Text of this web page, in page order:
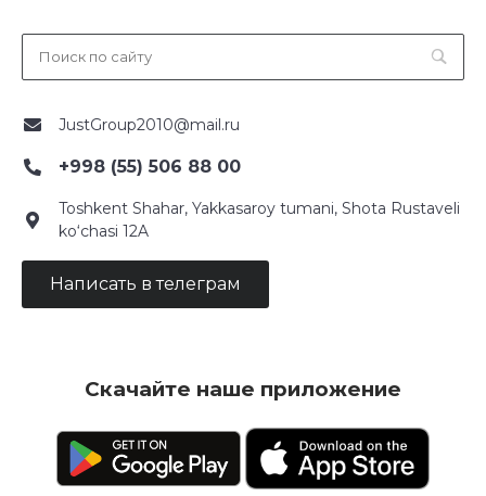
JustGroup2010@mail.ru
+998 (55) 506 88 00
Toshkent Shahar, Yakkasaroy tumani, Shota Rustaveli
ko‘chasi 12A
Написать в телеграм
Скачайте наше приложение